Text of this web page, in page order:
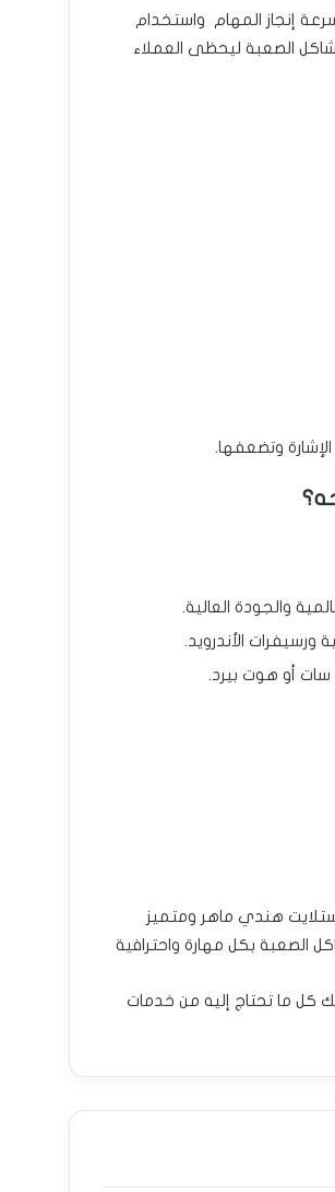
إنجاز المهام واستخدام
الصعبة ليحظى العملاء
وتضعفها.
والجودة العالية.
ورسيفرات الأندرويد.
سات أو هوت بيرد.
هندي ماهر ومتميز
بكل مهارة واحترافية
كل ما تحتاج إليه من خدمات